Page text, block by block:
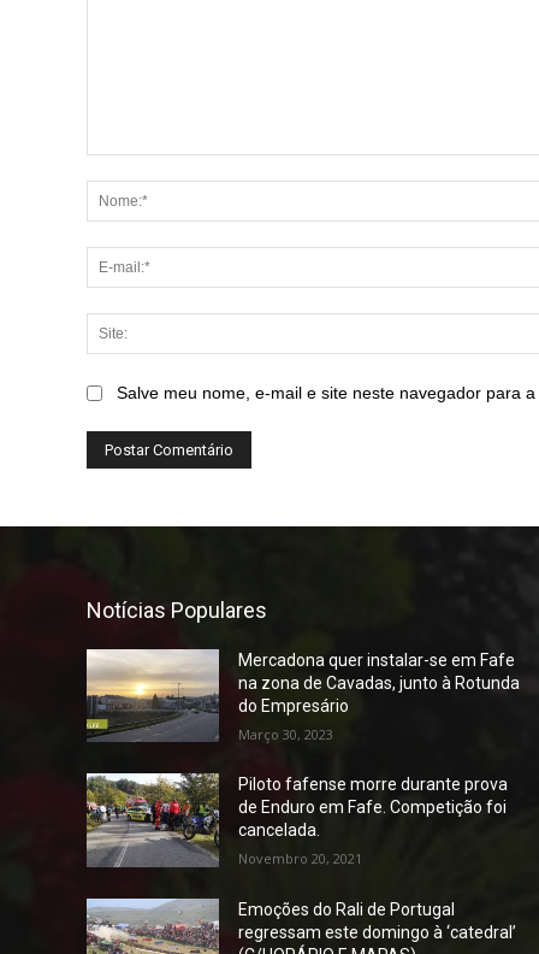
Salve meu nome, e-mail e site neste navegador para
Notícias Populares
Mercadona quer instalar-se em Fafe
na zona de Cavadas, junto à Rotunda
do Empresário
Março 30, 2023
Piloto fafense morre durante prova
de Enduro em Fafe. Competição foi
cancelada.
Novembro 20, 2021
Emoções do Rali de Portugal
regressam este domingo à ‘catedral’